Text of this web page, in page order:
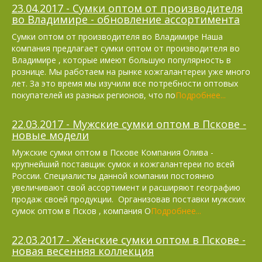
23.04.2017 - Сумки оптом от производителя
во Владимире - обновление ассортимента
Сумки оптом от производителя во Владимире Наша
компания предлагает сумки оптом от производителя во
Владимире , которые имеют большую популярность в
рознице. Мы работаем на рынке кожгалантереи уже много
лет. За это время мы изучили все потребности оптовых
покупателей из разных регионов, что поПодробнее...
22.03.2017 - Мужские сумки оптом в Пскове -
новые модели
Мужские сумки оптом в Пскове Компания Олива -
крупнейший поставщик сумок и кожгалантереи по всей
России. Специалисты данной компании постоянно
увеличивают свой ассортимент и расширяют географию
продаж своей продукции. Организовав поставки мужских
сумок оптом в Псков , компания ОПодробнее...
22.03.2017 - Женские сумки оптом в Пскове -
новая весенняя коллекция